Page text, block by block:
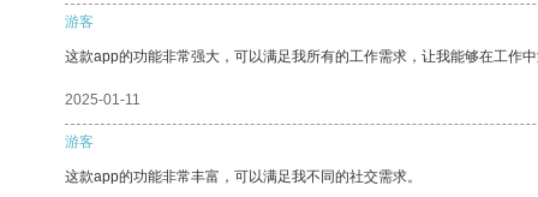
游客
这款app的功能非常强大，可以满足我所有的工作需求，让我能够在工作中
2025-01-11
游客
这款app的功能非常丰富，可以满足我不同的社交需求。